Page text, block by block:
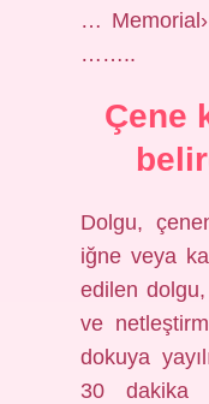
…
……..
Çene
Dolgu,
iğne veya
edilen
ve
dokuya
30 dakika